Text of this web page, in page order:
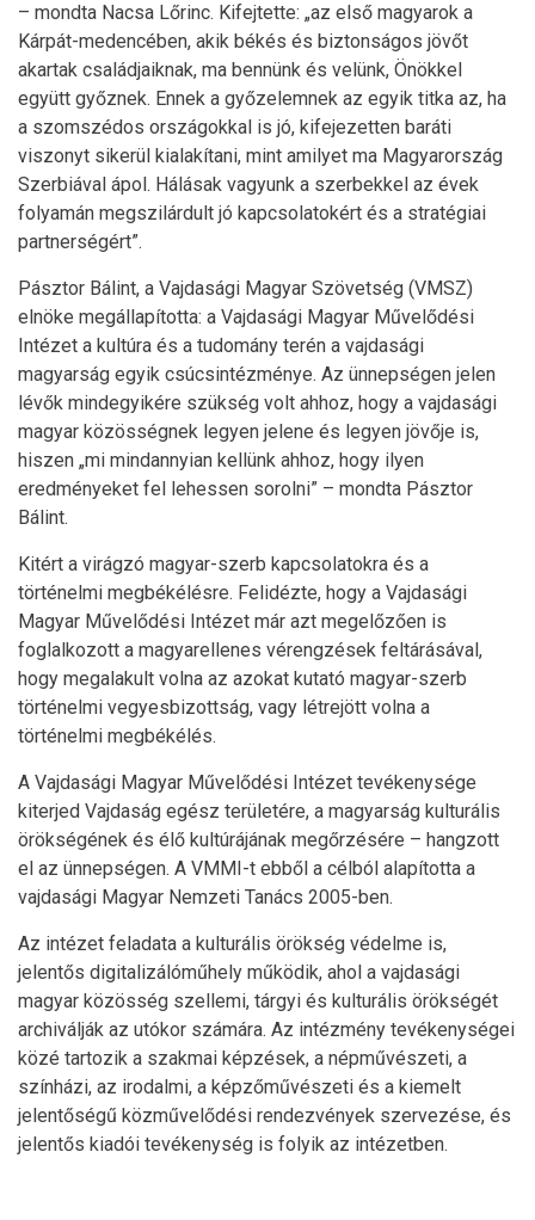
– mondta Nacsa Lőrinc. Kifejtette: „az első magyarok a
Kárpát-medencében, akik békés és biztonságos jövőt
akartak családjaiknak, ma bennünk és velünk, Önökkel
együtt győznek. Ennek a győzelemnek az egyik titka az, ha
a szomszédos országokkal is jó, kifejezetten baráti
viszonyt sikerül kialakítani, mint amilyet ma Magyarország
Szerbiával ápol. Hálásak vagyunk a szerbekkel az évek
folyamán megszilárdult jó kapcsolatokért és a stratégiai
partnerségért”.
Pásztor Bálint, a Vajdasági Magyar Szövetség (VMSZ)
elnöke megállapította: a Vajdasági Magyar Művelődési
Intézet a kultúra és a tudomány terén a vajdasági
magyarság egyik csúcsintézménye. Az ünnepségen jelen
lévők mindegyikére szükség volt ahhoz, hogy a vajdasági
magyar közösségnek legyen jelene és legyen jövője is,
hiszen „mi mindannyian kellünk ahhoz, hogy ilyen
eredményeket fel lehessen sorolni” – mondta Pásztor
Bálint.
Kitért a virágzó magyar-szerb kapcsolatokra és a
történelmi megbékélésre. Felidézte, hogy a Vajdasági
Magyar Művelődési Intézet már azt megelőzően is
foglalkozott a magyarellenes vérengzések feltárásával,
hogy megalakult volna az azokat kutató magyar-szerb
történelmi vegyesbizottság, vagy létrejött volna a
történelmi megbékélés.
A Vajdasági Magyar Művelődési Intézet tevékenysége
kiterjed Vajdaság egész területére, a magyarság kulturális
örökségének és élő kultúrájának megőrzésére – hangzott
el az ünnepségen. A VMMI-t ebből a célból alapította a
vajdasági Magyar Nemzeti Tanács 2005-ben.
Az intézet feladata a kulturális örökség védelme is,
jelentős digitalizálóműhely működik, ahol a vajdasági
magyar közösség szellemi, tárgyi és kulturális örökségét
archiválják az utókor számára. Az intézmény tevékenységei
közé tartozik a szakmai képzések, a népművészeti, a
színházi, az irodalmi, a képzőművészeti és a kiemelt
jelentőségű közművelődési rendezvények szervezése, és
jelentős kiadói tevékenység is folyik az intézetben.